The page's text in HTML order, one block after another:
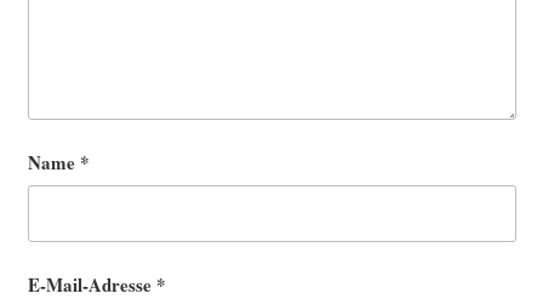
Name *
E-Mail-Adresse *